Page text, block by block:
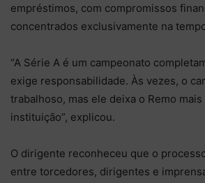
empréstimos, com compromissos
concentrados exclusivamente na
“A Série A é um campeonato
exige responsabilidade. Às vezes, o
trabalhoso, mas ele deixa o Remo
instituição”, explicou.
O dirigente reconheceu que o
entre torcedores, dirigentes e